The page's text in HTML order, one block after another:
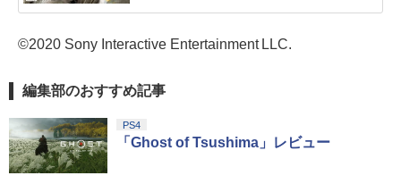
©2020 Sony Interactive Entertainment LLC.
編集部のおすすめ記事
PS4
「Ghost of Tsushima」レビュー